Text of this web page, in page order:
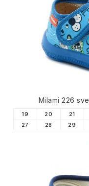
Milami 226
19 20 21
27
28 29